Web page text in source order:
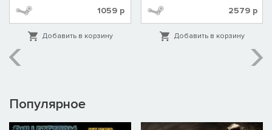
Østre Landkommando (Дания)
Территориальное командование, ответственное за оборону
(в том числе района Копенгагена), представляет собой
тяжелые грузовики
истребители танков времен Второй мировой –
ACHILLES.
1059 р
Добавить в корзину
2579р
Добавить в корзину
Популярное